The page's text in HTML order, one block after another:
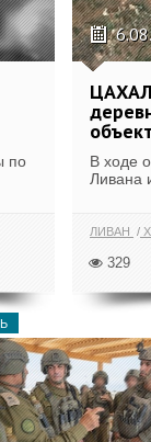
по
В ходе
Ливана
ЛИВАН
329